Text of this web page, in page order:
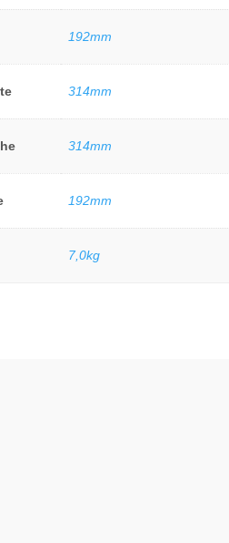
192mm
314mm
314mm
192mm
7,0kg